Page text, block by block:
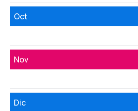
Oct
Nov
Dic